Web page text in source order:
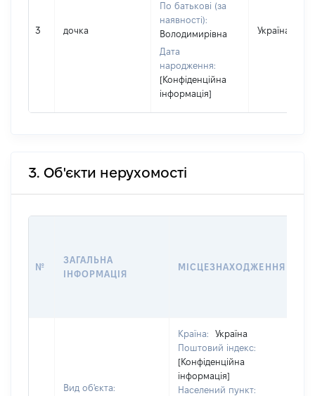
3 дочка
По батькові (за
наявності):
Володимирівна
Дата
народження:
[Конфіденційна
інформація]
Україна
3. Об'єкти нерухомості
№
ЗАГАЛЬНА
ІНФОРМАЦІЯ
МІСЦЕЗНАХОДЖЕННЯ
Вид об'єкта:
Країна:
Україна
Поштовий індекс:
[Конфіденційна
інформація]
Населений пункт: